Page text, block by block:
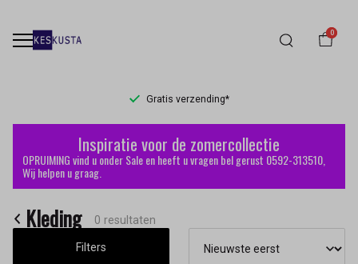
0
Gratis verzending*
Kleding
Keskusta
Inspiratie voor de zomercollectie
OPRUIMING vind u onder Sale en heeft u vragen bel gerust 0592-313510,
Wij helpen u graag.
Kleding 0 resultaten
Filters